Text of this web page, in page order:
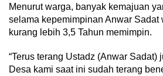
Menurut warga, banyak kemajuan
selama kepemimpinan Anwar Sadat
kurang lebih 3,5 Tahun memimpin.
“Terus terang Ustadz (Anwar Sadat)
Desa kami saat ini sudah terang